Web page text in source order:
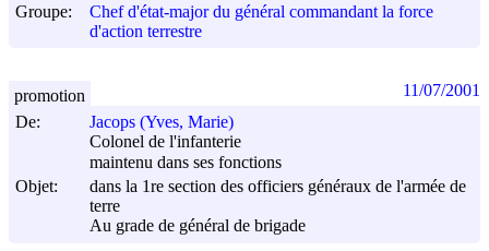
Groupe:
Chef d'état-major du général commandant la force
d'action terrestre
De:
Jacops (Yves, Marie)
Colonel de l'infanterie
maintenu dans ses fonctions
Objet:
dans la 1re section des officiers généraux de l'armée de
terre
Au grade de général de brigade
promotion 11/07/2001